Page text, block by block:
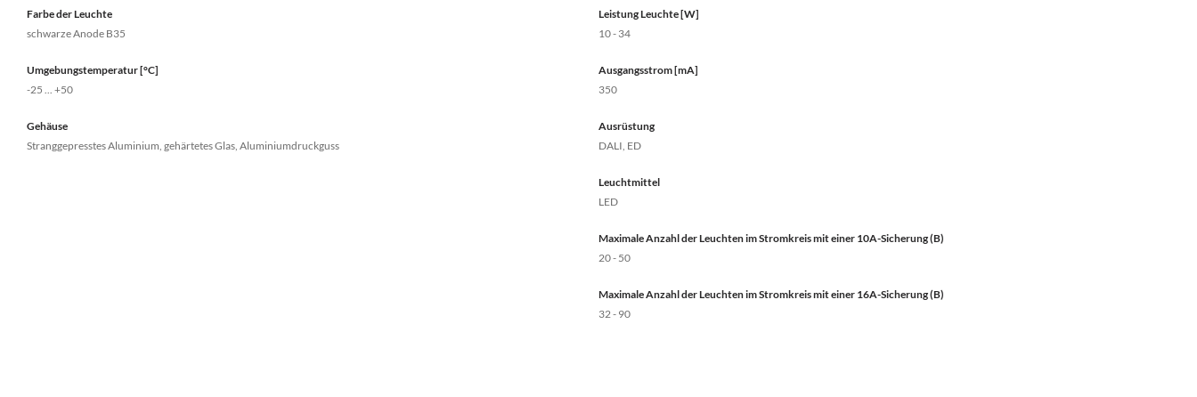
Farbe der Leuchte
schwarze Anode B35
Umgebungstemperatur [°C]
-25 ... +50
Gehäuse
Stranggepresstes Aluminium, gehärtetes Glas, Aluminiumdruckguss
Leistung Leuchte [W]
10 - 34
Ausgangsstrom [mA]
350
Ausrüstung
DALI, ED
Leuchtmittel
LED
Maximale Anzahl der Leuchten im Stromkreis mit einer 10A-Sicherung (B)
20 - 50
Maximale Anzahl der Leuchten im Stromkreis mit einer 16A-Sicherung (B)
32 - 90